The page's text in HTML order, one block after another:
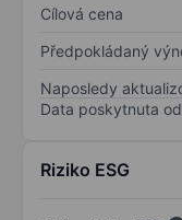
Cílová cena
Předpokládaný
Naposledy
Data poskytnuta od
Riziko ESG